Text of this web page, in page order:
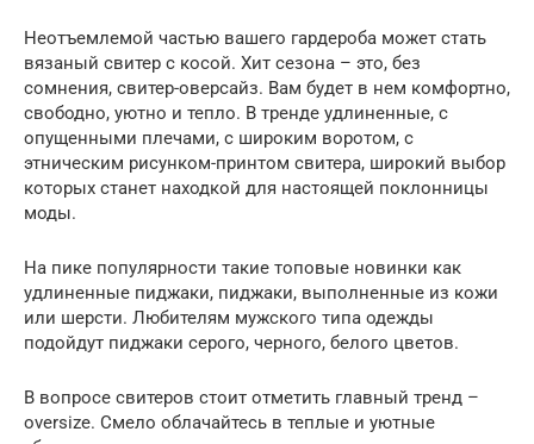
Неотъемлемой частью вашего гардероба может стать
вязаный свитер с косой. Хит сезона – это, без
сомнения, свитер-оверсайз. Вам будет в нем комфортно,
свободно, уютно и тепло. В тренде удлиненные, с
опущенными плечами, с широким воротом, с
этническим рисунком-принтом свитера, широкий выбор
которых станет находкой для настоящей поклонницы
моды.
На пике популярности такие топовые новинки как
удлиненные пиджаки, пиджаки, выполненные из кожи
или шерсти. Любителям мужского типа одежды
подойдут пиджаки серого, черного, белого цветов.
В вопросе свитеров стоит отметить главный тренд –
oversize. Смело облачайтесь в теплые и уютные